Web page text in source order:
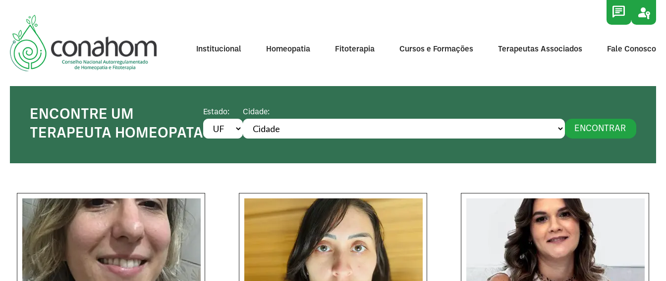
Institucional Homeopatia Fitoterapia Cursos e Formações Terapeutas Associados Fale Conosco
chat passkey
ENCONTRE UM
TERAPEUTA HOMEOPATA
Estado: Cidade:
ENCONTRAR